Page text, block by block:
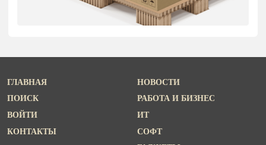
ГЛАВНАЯ
ПОИСК
ВОЙТИ
КОНТАКТЫ
НОВОСТИ
РАБОТА И БИЗНЕС
ИТ
СОФТ